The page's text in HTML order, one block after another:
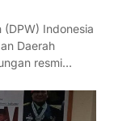
(DPW) Indonesia
Daerah
resmi…